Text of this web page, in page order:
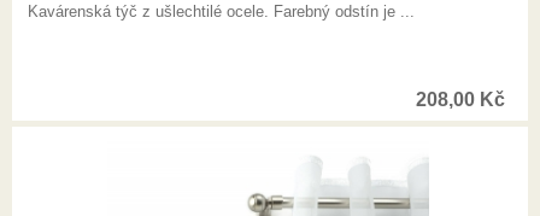
Kavárenská týč z ušlechtilé ocele. Farebný odstín je ...
208,00 Kč